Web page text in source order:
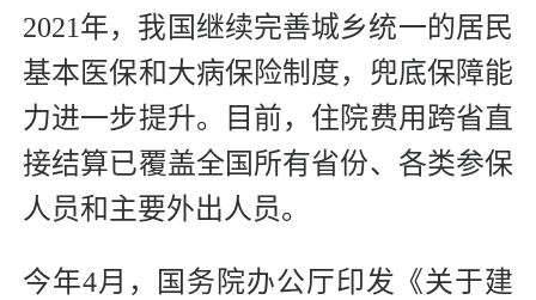
2021年，我国继续完善城乡统一的居民
基本医保和大病保险制度，兜底保障能
力进一步提升。目前，住院费用跨省直
接结算已覆盖全国所有省份、各类参保
人员和主要外出人员。
今年4月，国务院办公厅印发《关于建